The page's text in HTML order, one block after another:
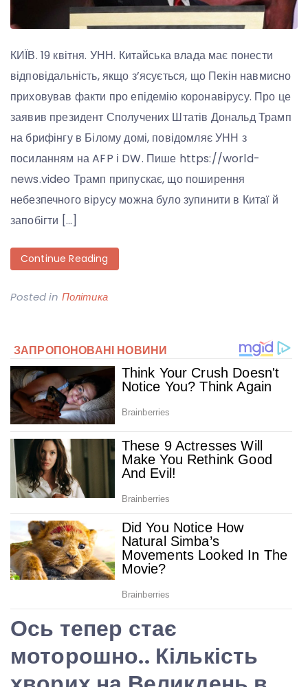
КИЇВ. 19 квітня. УНН. Китайська влада має понести
відповідальність, якщо з’ясується, що Пекін навмисно
приховував факти про епідемію коронавірусу. Про це
заявив президент Сполучених Штатів Дональд Трамп
на брифінгу в Білому домі, повідомляє УНН з
посиланням на AFP і DW. Пише https://world-
news.video Трамп припускає, що поширення
небезпечного вірусу можна було зупинити в Китаї й
запобігти […]
Continue Reading
Posted in Політика
Ось тепер стає
моторошно.. Кількість